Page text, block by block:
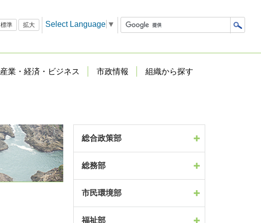
標準 拡大 Select Language ▼
産業・経済・ビジネス 市政情報 組織から探す
総合政策部
総務部
市民環境部
福祉部